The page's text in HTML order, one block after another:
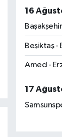
16
Beşiktaş -
Amed -
17